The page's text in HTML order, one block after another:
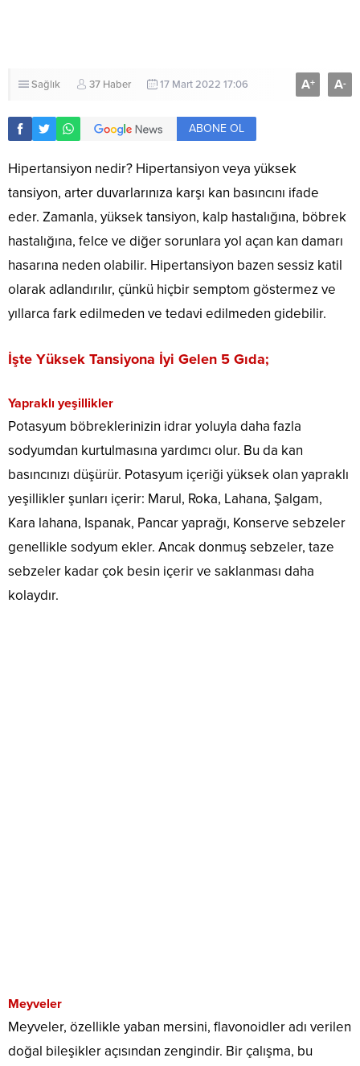
Sağlık 37 Haber 17 Mart 2022 17:06 A+ A-
ABONE OL
Hipertansiyon nedir? Hipertansiyon veya yüksek
tansiyon, arter duvarlarınıza karşı kan basıncını ifade
eder. Zamanla, yüksek tansiyon, kalp hastalığına, böbrek
hastalığına, felce ve diğer sorunlara yol açan kan damarı
hasarına neden olabilir. Hipertansiyon bazen sessiz katil
olarak adlandırılır, çünkü hiçbir semptom göstermez ve
yıllarca fark edilmeden ve tedavi edilmeden gidebilir.
İşte Yüksek Tansiyona İyi Gelen 5 Gıda;
Yapraklı yeşillikler
Potasyum böbreklerinizin idrar yoluyla daha fazla
sodyumdan kurtulmasına yardımcı olur. Bu da kan
basıncınızı düşürür. Potasyum içeriği yüksek olan yapraklı
yeşillikler şunları içerir: Marul, Roka, Lahana, Şalgam,
Kara lahana, Ispanak, Pancar yaprağı, Konserve sebzeler
genellikle sodyum ekler. Ancak donmuş sebzeler, taze
sebzeler kadar çok besin içerir ve saklanması daha
kolaydır.
Meyveler
Meyveler, özellikle yaban mersini, flavonoidler adı verilen
doğal bileşikler açısından zengindir. Bir çalışma, bu